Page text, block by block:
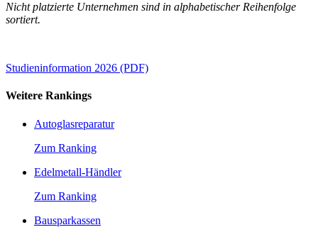
Nicht platzierte Unternehmen sind in alphabetischer Reihenfolge
sortiert.
Studieninformation 2026 (PDF)
Weitere Rankings
Autoglasreparatur
Zum Ranking
Edelmetall-Händler
Zum Ranking
Bausparkassen